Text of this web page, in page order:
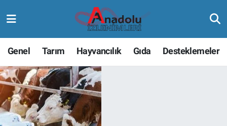
Genel Tarım Hayvancılık Gıda Desteklemeler